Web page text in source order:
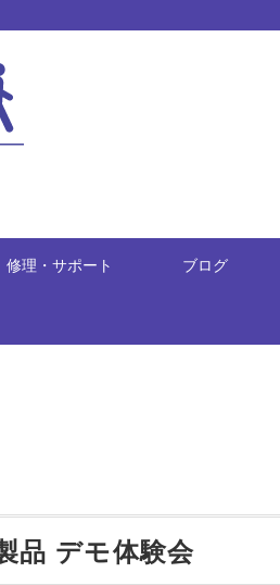
修理・サポート ブログ
品 デモ体験会